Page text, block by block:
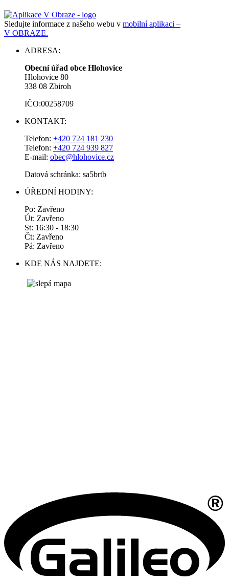
Sledujte informace z našeho webu v mobilní aplikaci –
V OBRAZE.
ADRESA:
Obecní úřad obce Hlohovice
Hlohovice 80
338 08 Zbiroh
IČO:00258709
KONTAKT:
Telefon: +420 724 181 230
Telefon: +420 724 939 827
E-mail: obec@hlohovice.cz
Datová schránka: sa5brtb
ÚŘEDNÍ HODINY:
Po: Zavřeno
Út: Zavřeno
St: 16:30 - 18:30
Čt: Zavřeno
Pá: Zavřeno
KDE NÁS NAJDETE: